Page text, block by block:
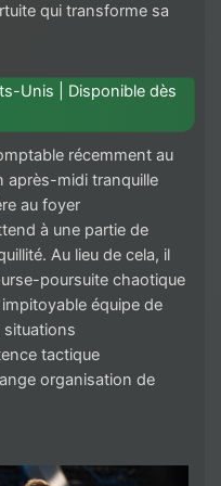
qui transforme sa
Unis | Disponible dès
récemment au
après-midi tranquille
au foyer
à une partie de
Au lieu de cela, il
poursuite chaotique
équipe de
situations
tactique
organisation de